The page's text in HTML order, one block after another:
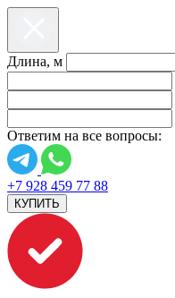
Длина, м
Ответим на все вопросы:
+7 928 459 77 88
КУПИТЬ